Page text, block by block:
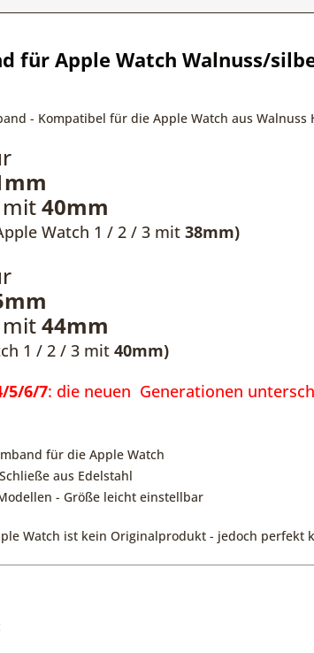
für Apple Watch Walnuss/
- Kompatibel für die Apple Watch aus Walnuss
mit40mm
Watch 1 / 2 / 3 mit 38mm)
mit44mm
1 / 2 / 3 mit 40mm)
5/6/7: die neuen Generationen
für die Apple Watch
aus Edelstahl
- Größe leicht einstellbar
Watch ist kein Originalprodukt - jedoch perfekt